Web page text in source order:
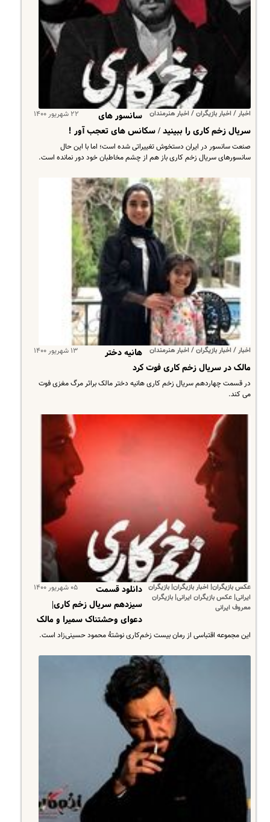
اخبار / اخبار بازیگران / اخبار هنرمندان ۲۲ شهریور ۱۴۰۰
سانسور های
سریال زخم کاری را ببینید / سکانس های تعجب آور !
​صنعت سانسور در ایران دستخوش تغییراتی شده است؛ اما با این حال
سانسورهای سریال زخم کاری باز هم از چشم مخاطبان خود دور نمانده است.
اخبار / اخبار بازیگران / اخبار هنرمندان ۱۳ شهریور ۱۴۰۰
هانیه دختر
مالک در سریال زخم کاری فوت کرد
در قسمت چهاردهم سریال زخم کاری هانیه دختر مالک براثر مرگ مغزی فوت
می کند.
عکس بازیگران| اخبار بازیگران| بازیگران
ایرانی| عکس بازیگران ایرانی| بازیگران
معروف ایرانی
۰۵ شهریور ۱۴۰۰
دانلود قسمت
سیزدهم سریال زخم کاری|
دعوای وحشتناک سمیرا و مالک
این مجموعه اقتباسی از رمان بیست زخم‌کاری نوشتهٔ محمود حسینی‌زاد است.